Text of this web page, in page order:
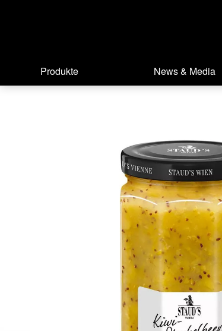
Produkte News & Media